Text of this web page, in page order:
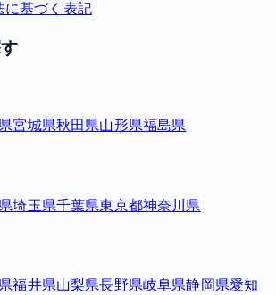
に基づく表記
宮城県秋田県山形県福島県
埼玉県千葉県東京都神奈川県
福井県山梨県長野県岐阜県静岡県愛知